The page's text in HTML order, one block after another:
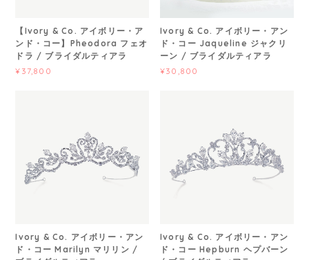
【Ivory & Co. アイボリー・ア
ンド・コー】Pheodora フェオ
ドラ / ブライダルティアラ
¥37,800
Ivory & Co. アイボリー・アン
ド・コー Jaqueline ジャクリ
ーン / ブライダルティアラ
¥30,800
Ivory & Co. アイボリー・アン
ド・コー Marilyn マリリン /
Ivory & Co. アイボリー・アン
ド・コー Hepburn ヘプバーン